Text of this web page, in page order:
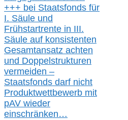
+++ bei Staatsfonds für
I. Säule und
Frühstartrente in III.
Säule auf konsistenten
Gesamtansatz achten
und Doppelstrukturen
vermeiden –
Staatsfonds darf nicht
Produktwettbewerb mit
pAV wieder
einschränken…